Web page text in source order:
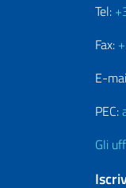
Tel:
Fax:
E-
PEC:
Gli